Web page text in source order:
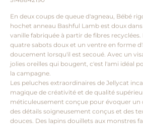
En deux coups de queue d'agneau, Bébé
hochet anneau Bashful Lamb est doux
vanille fabriquée à partir de fibres
quatre sabots doux et un ventre en forme
doucement lorsqu'il est secoué. Avec un
jolies oreilles qui bougent, c'est l'ami idéal
la campagne.
Les peluches extraordinaires de Jellycat
magique de créativité et de qualité
méticuleusement conçue pour évoquer un
des détails soigneusement conçus et des
douces. Des lapins douillets aux monstres